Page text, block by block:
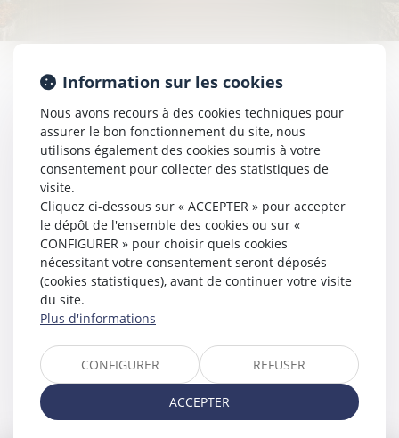
Présentation
Expertises
Divorce, Séparation, Succession
Actus
Paiement en ligne
Honoraires
Rdv en ligne
Espace client
Mentions légales
Politique de cookies
Politique de confidentialité
Information sur les cookies
Nous avons recours à des cookies techniques pour
assurer le bon fonctionnement du site, nous
utilisons également des cookies soumis à votre
consentement pour collecter des statistiques de
visite.
Cliquez ci-dessous sur « ACCEPTER » pour accepter
le dépôt de l'ensemble des cookies ou sur «
CONFIGURER » pour choisir quels cookies
nécessitant votre consentement seront déposés
(cookies statistiques), avant de continuer votre visite
du site.
Plus d'informations
CONFIGURER REFUSER
ACCEPTER